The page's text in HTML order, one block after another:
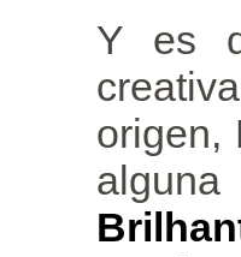
Y es
origen,